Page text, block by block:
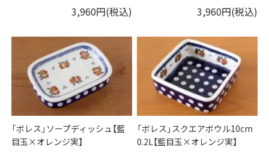
3,960円(税込) 3,960円(税込)
「ボレス」ソープディッシュ【藍
目玉×オレンジ実】
「ボレス」スクエアボウル10cm
0.2L【藍目玉×オレンジ実】